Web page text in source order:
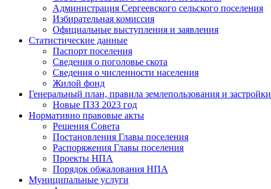
Администрация Сергеевского сельского поселения
Избирательная комиссия
Официальные выступления и заявления
Статистические данные
Паспорт поселения
Сведения о поголовье скота
Сведения о численности населения
Жилой фонд
Генеральный план, правила землепользования и застройки
Новые ПЗЗ 2023 год
Нормативно правовые акты
Решения Совета
Постановления Главы поселения
Распоряжения Главы поселения
Проекты НПА
Порядок обжалования НПА
Муниципальные услуги